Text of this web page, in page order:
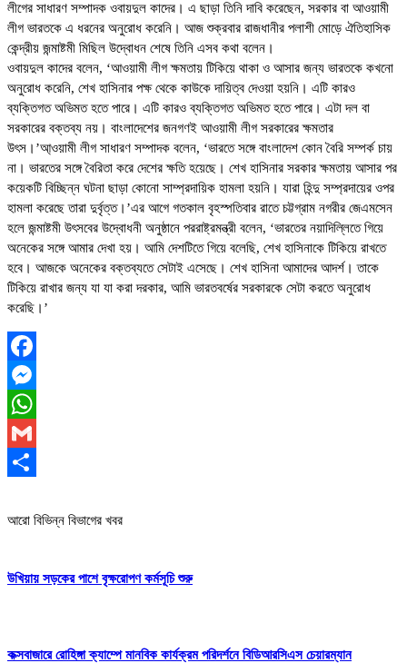
লীগের সাধারণ সম্পাদক ওবায়দুল কাদের। এ ছাড়া তিনি দাবি করেছেন, সরকার বা আওয়ামী
লীগ ভারতকে এ ধরনের অনুরোধ করেনি। আজ শুক্রবার রাজধানীর পলাশী মোড়ে ঐতিহাসিক
কেন্দ্রীয় জন্মাষ্টমী মিছিল উদ্বোধন শেষে তিনি এসব কথা বলেন।
ওবায়দুল কাদের বলেন, ‘আওয়ামী লীগ ক্ষমতায় টিকিয়ে থাকা ও আসার জন্য ভারতকে কখনো
অনুরোধ করেনি, শেখ হাসিনার পক্ষ থেকে কাউকে দায়িত্ব দেওয়া হয়নি। এটি কারও
ব্যক্তিগত অভিমত হতে পারে। এটি কারও ব্যক্তিগত অভিমত হতে পারে। এটা দল বা
সরকারের বক্তব্য নয়। বাংলাদেশের জনগণই আওয়ামী লীগ সরকারের ক্ষমতার
উৎস।’আ্ওয়ামী লীগ সাধারণ সম্পাদক বলেন, ‘ভারতে সঙ্গে বাংলাদেশ কোন বৈরি সম্পর্ক চায়
না। ভারতের সঙ্গে বৈরিতা করে দেশের ক্ষতি হয়েছে। শেখ হাসিনার সরকার ক্ষমতায় আসার পর
কয়েকটি বিচ্ছিন্ন ঘটনা ছাড়া কোনো সাম্প্রদায়িক হামলা হয়নি। যারা হিন্দু সম্প্রদায়ের ওপর
হামলা করেছে তারা দুর্বৃত্ত।’এর আগে গতকাল বৃহস্পতিবার রাতে চট্টগ্রাম নগরীর জেএমসেন
হলে জন্মাষ্টমী উৎসবের উদ্বোধনী অনুষ্ঠানে পররাষ্ট্রমন্ত্রী বলেন, ‘ভারতের নয়াদিল্লিতে গিয়ে
অনেকের সঙ্গে আমার দেখা হয়। আমি দেশটিতে গিয়ে বলেছি, শেখ হাসিনাকে টিকিয়ে রাখতে
হবে। আজকে অনেকের বক্তব্যতে সেটাই এসেছে। শেখ হাসিনা আমাদের আদর্শ। তাকে
টিকিয়ে রাখার জন্য যা যা করা দরকার, আমি ভারতবর্ষের সরকারকে সেটা করতে অনুরোধ
করেছি।’
Facebook
Messenger
WhatsApp
Gmail
আরো বিভিন্ন বিভাগের খবর
উখিয়ায় সড়কের পাশে বৃক্ষরোপণ কর্মসূচি শুরু
কক্সবাজারে রোহিঙ্গা ক্যাম্পে মানবিক কার্যক্রম পরিদর্শনে বিডিআরসিএস চেয়ারম্যান